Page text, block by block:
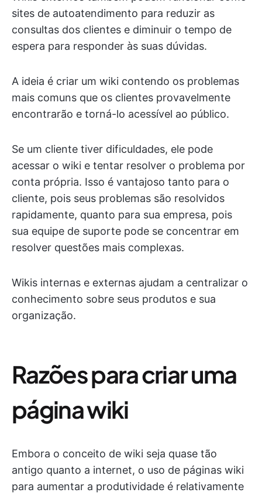
sites de autoatendimento para reduzir as
consultas dos clientes e diminuir o tempo de
espera para responder às suas dúvidas.
A ideia é criar um wiki contendo os problemas
mais comuns que os clientes provavelmente
encontrarão e torná-lo acessível ao público.
Se um cliente tiver dificuldades, ele pode
acessar o wiki e tentar resolver o problema por
conta própria. Isso é vantajoso tanto para o
cliente, pois seus problemas são resolvidos
rapidamente, quanto para sua empresa, pois
sua equipe de suporte pode se concentrar em
resolver questões mais complexas.
Wikis internas e externas ajudam a centralizar o
conhecimento sobre seus produtos e sua
organização.
Razões para criar uma
página wiki
Embora o conceito de wiki seja quase tão
antigo quanto a internet, o uso de páginas wiki
para aumentar a produtividade é relativamente